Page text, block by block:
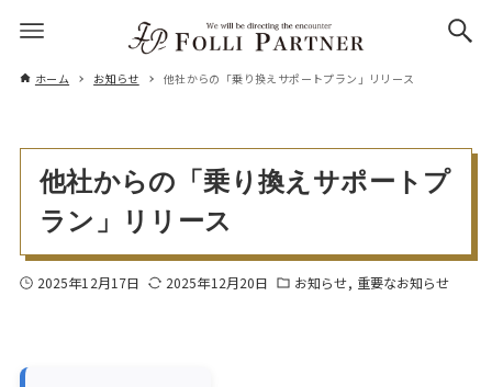
ホーム お知らせ 他社からの「乗り換えサポートプラン」リリース
他社からの「乗り換えサポートプ
ラン」リリース
2025年12月17日 2025年12月20日 お知らせ 重要なお知らせ